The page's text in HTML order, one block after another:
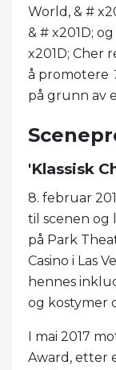
World, & #
& # x201D;
x201D; Cher
å promotere
på grunn av
'Klassisk
8. februar
til scenen og
på Park
Casino i Las
hennes
og kostymer
I mai 2017
Award, etter